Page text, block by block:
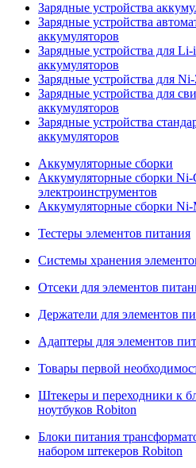
Зарядные устройства
Зарядные устройства
аккумуляторов
Зарядные устройства для
аккумуляторов
Зарядные устройства для
Зарядные устройства для
аккумуляторов
Зарядные устройства
аккумуляторов
Аккумуляторные сборки
Аккумуляторные сборки
электроинструментов
Аккумуляторные сборки Ni-
Тестеры элементов питания
Системы хранения
Отсеки для элементов
Держатели для элементов
Адаптеры для элементов
Товары первой
Штекеры и переходники к
ноутбуков Robiton
Блоки питания
набором штекеров Robiton